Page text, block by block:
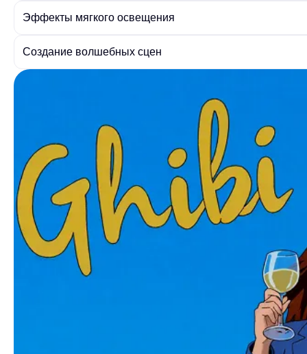
Эффекты мягкого освещения
Создание волшебных сцен